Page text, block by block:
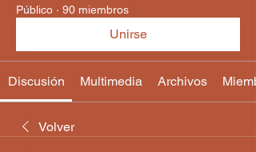
Público · 90 miembros
Unirse
Discusión Multimedia Archivos
Volver